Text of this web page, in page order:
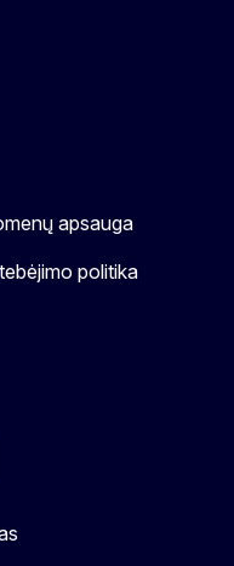
apsauga
politika